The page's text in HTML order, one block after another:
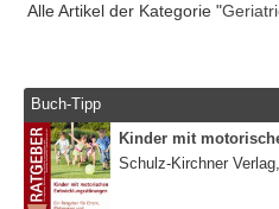
Alle Artikel der Kategorie "
Buch-Tipp
Kinder mit
Schulz-Kirchner